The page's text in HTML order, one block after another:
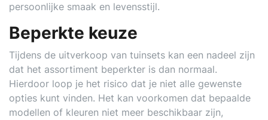
persoonlijke smaak en levensstijl.
Beperkte keuze
Tijdens de uitverkoop van tuinsets kan een nadeel zijn
dat het assortiment beperkter is dan normaal.
Hierdoor loop je het risico dat je niet alle gewenste
opties kunt vinden. Het kan voorkomen dat bepaalde
modellen of kleuren niet meer beschikbaar zijn,